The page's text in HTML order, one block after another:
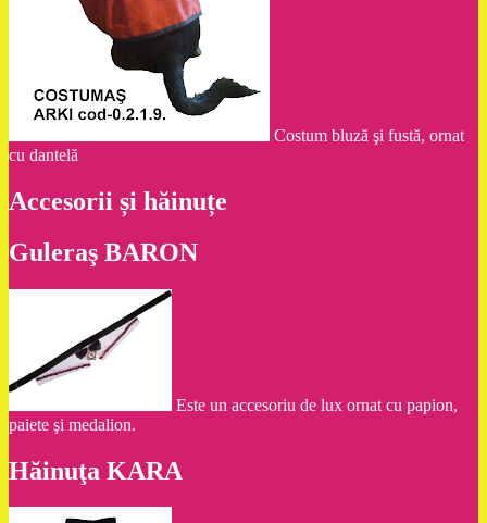
Costum bluză şi fustă, ornat
cu dantelă
Accesorii și hăinuțe
Guleraş BARON
Este un accesoriu de lux ornat cu papion,
paiete şi medalion.
Hăinuţa KARA